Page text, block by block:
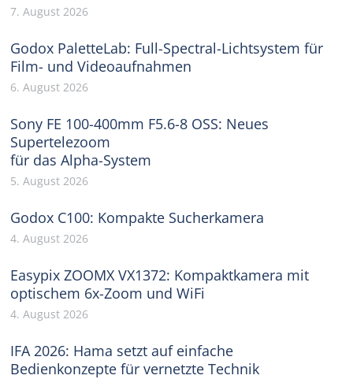
7. August 2026
Godox PaletteLab: Full-Spectral-Lichtsystem für
Film- und Videoaufnahmen
6. August 2026
Sony FE 100-400mm F5.6-8 OSS: Neues
Supertelezoom
für das Alpha-System
5. August 2026
Godox C100: Kompakte Sucherkamera
4. August 2026
Easypix ZOOMX VX1372: Kompaktkamera mit
optischem 6x-Zoom und WiFi
4. August 2026
IFA 2026: Hama setzt auf einfache
Bedienkonzepte für vernetzte Technik